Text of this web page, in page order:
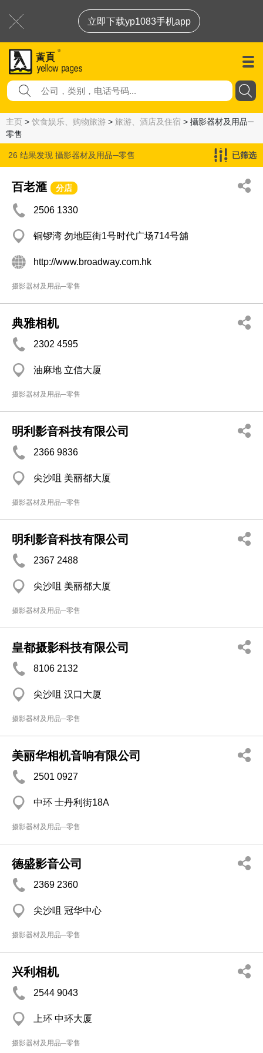
立即下载yp1083手机app
主页 > 饮食娱乐、购物旅游 > 旅游、酒店及住宿 > 攝影器材及用品─
零售
26 结果发现 攝影器材及用品─零售 已筛选
百老滙 分店
2506 1330
铜锣湾 勿地臣街1号时代广场714号舖
http://www.broadway.com.hk
摄影器材及用品─零售
典雅相机
2302 4595
油麻地 立信大厦
摄影器材及用品─零售
明利影音科技有限公司
2366 9836
尖沙咀 美丽都大厦
摄影器材及用品─零售
明利影音科技有限公司
2367 2488
尖沙咀 美丽都大厦
摄影器材及用品─零售
皇都摄影科技有限公司
8106 2132
尖沙咀 汉口大厦
摄影器材及用品─零售
美丽华相机音响有限公司
2501 0927
中环 士丹利街18A
摄影器材及用品─零售
德盛影音公司
2369 2360
尖沙咀 冠华中心
摄影器材及用品─零售
兴利相机
2544 9043
上环 中环大厦
摄影器材及用品─零售